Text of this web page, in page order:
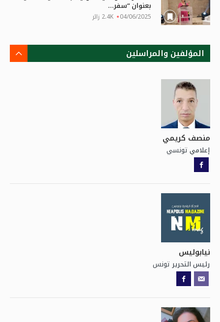
بعنوان “سفر...
04/06/2025 2.4K زائر
المؤلفين والمراسلين
منصف كريمي
إعلامي تونسي
نيابوليس
رئيس التحرير تونس